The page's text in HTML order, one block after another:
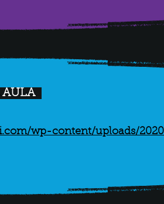
AULA
wp-content/uploads/